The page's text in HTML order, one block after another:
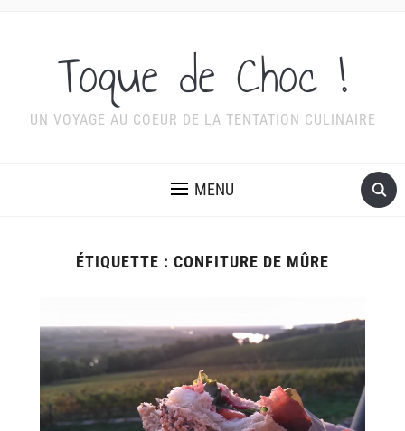
Toque de Choc !
UN VOYAGE AU COEUR DE LA TENTATION CULINAIRE
MENU
ÉTIQUETTE : CONFITURE DE MÛRE